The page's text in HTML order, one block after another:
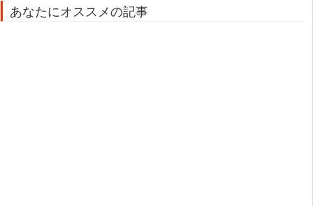
あなたにオススメの記事